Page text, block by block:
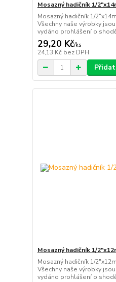
Mosazný hadičník 1/
Mosazný hadičník 1/
Všechny naše výrobky
vydáno prohlášení o
29,20 Kč/ks
24,13 Kč bez DPH
Mosazný hadičník 1/
Mosazný hadičník 1/
Všechny naše výrobky
vydáno prohlášení o